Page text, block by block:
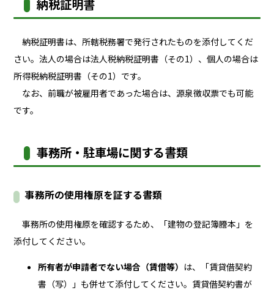
納税証明書
納税証明書は、所轄税務署で発行されたものを添付してくだ
さい。法人の場合は法人税納税証明書（その1）、個人の場合は
所得税納税証明書（その1）です。
なお、前職が被雇用者であった場合は、源泉徴収票でも可能
です。
事務所・駐車場に関する書類
事務所の使用権原を証する書類
事務所の使用権原を確認するため、「建物の登記簿謄本」を
添付してください。
所有者が申請者でない場合（賃借等） は、「賃貸借契約
書（写）」も併せて添付してください。賃貸借契約書が